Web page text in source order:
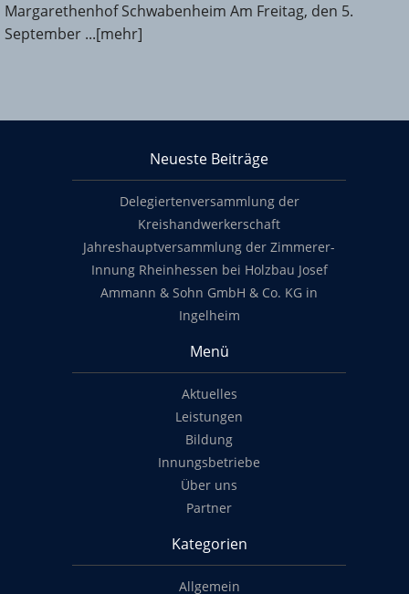
Margarethenhof Schwabenheim Am Freitag, den 5.
September ...[mehr]
Neueste Beiträge
Delegiertenversammlung der
Kreishandwerkerschaft
Jahreshauptversammlung der Zimmerer-
Innung Rheinhessen bei Holzbau Josef
Ammann & Sohn GmbH & Co. KG in
Ingelheim
Menü
Aktuelles
Leistungen
Bildung
Innungsbetriebe
Über uns
Partner
Kategorien
Allgemein